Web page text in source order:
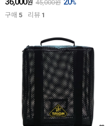
원 45,000원
%
구매 5 리뷰 1